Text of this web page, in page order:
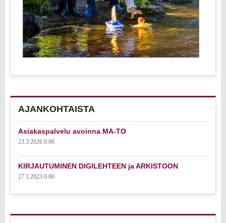
AJANKOHTAISTA
Asiakaspalvelu avoinna MA-TO
23.3.2026 0.00
KIRJAUTUMINEN DIGILEHTEEN ja ARKISTOON
27.1.2023 0.00